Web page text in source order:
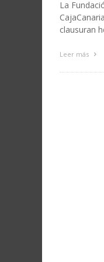
La
clausuran
Leer más